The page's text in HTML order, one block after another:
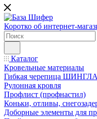
Коротко об интернет-
Каталог
Кровельные материалы
Гибкая черепица
Рулонная кровля
Профлист (профнастил)
Коньки, отливы,
Доборные элементы для